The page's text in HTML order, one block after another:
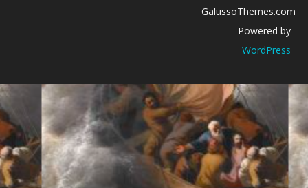
GalussoThemes.com
Powered by
WordPress